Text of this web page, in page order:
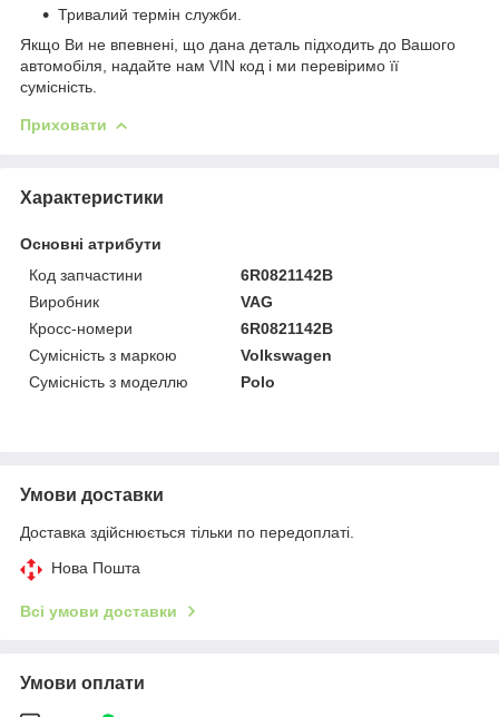
Тривалий термін служби.
Якщо Ви не впевнені, що дана деталь підходить до Вашого
автомобіля, надайте нам VIN код і ми перевіримо її
сумісність.
Приховати
Характеристики
Основні атрибути
Код запчастини
6R0821142B
Виробник
VAG
Кросс-номери
6R0821142B
Сумісність з маркою
Volkswagen
Сумісність з моделлю
Polo
Умови доставки
Доставка здійснюється тільки по передоплаті.
Нова Пошта
Всі умови доставки
Умови оплати